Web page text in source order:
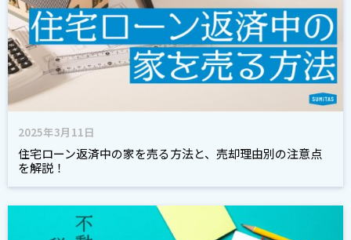
2025年3月11日
住宅ローン返済中の家を売る方法と、売却理由別の注意点
を解説！